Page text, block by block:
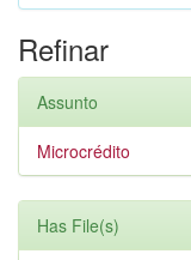
Refinar
Assunto
Microcrédito
Has File(s)